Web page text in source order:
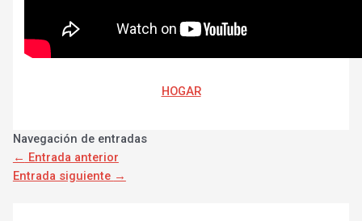
HOGAR
Navegación de entradas
← Entrada anterior
Entrada siguiente →